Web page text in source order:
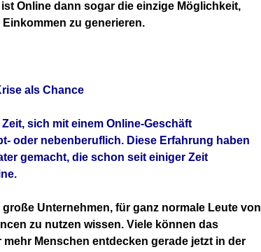
Online dann sogar die einzige Möglichkeit,
zu generieren.
als Chance
sich mit einem Online-Geschäft
oder nebenberuflich. Diese Erfahrung haben
gemacht, die schon seit einiger Zeit
Unternehmen, für ganz normale Leute von
zu nutzen wissen. Viele können das
Menschen entdecken gerade jetzt in der